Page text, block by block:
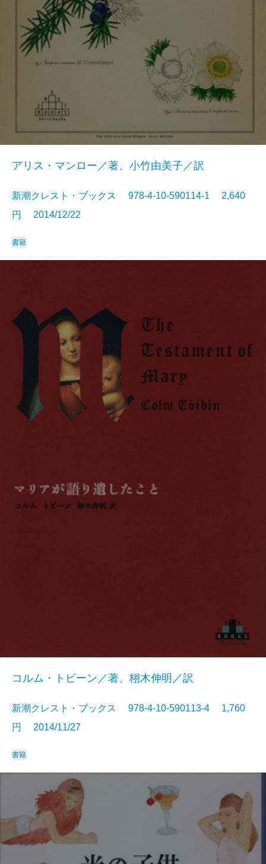
アリス・マンロー／著、小竹由美子／訳
新潮クレスト・ブックス 978-4-10-590114-1 2,640
円 2014/12/22
書籍
コルム・トビーン／著、栩木伸明／訳
新潮クレスト・ブックス 978-4-10-590113-4 1,760
円 2014/11/27
書籍